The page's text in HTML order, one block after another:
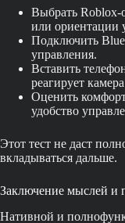
Выбрать Roblox-
или ориентации
Подключить
управления.
Вставить
реагирует
Оценить
удобство
Этот тест не даст
вкладываться дальше.
Заключение мыслей и
Нативной и